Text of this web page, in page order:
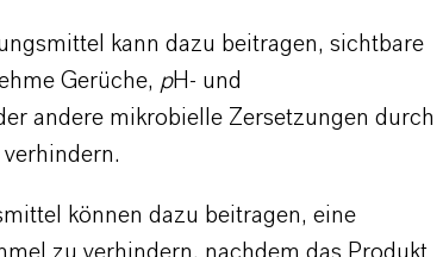
kann dazu beitragen, sichtbare
Gerüche, pH- und
andere mikrobielle Zersetzungen durch
können dazu beitragen, eine
zu verhindern, nachdem das Produkt